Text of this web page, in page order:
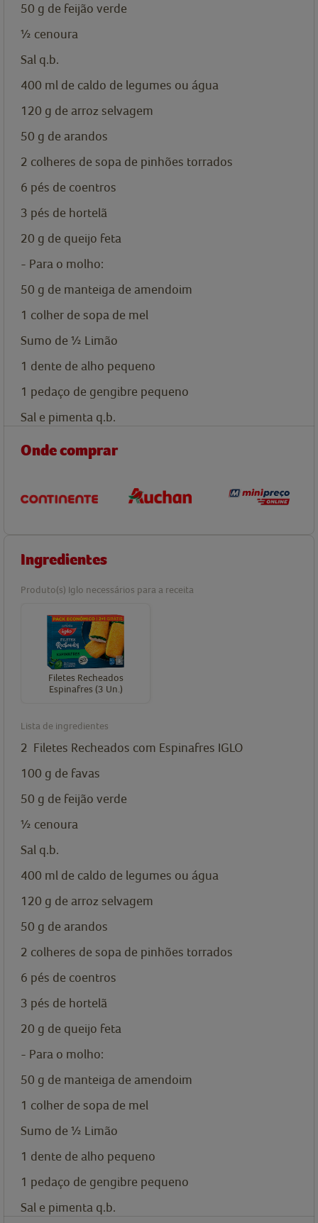
50 g de feijão verde
½ cenoura
Sal q.b.
400 ml de caldo de legumes ou água
120 g de arroz selvagem
50 g de arandos
2 colheres de sopa de pinhões torrados
6 pés de coentros
3 pés de hortelã
20 g de queijo feta
- Para o molho:
50 g de manteiga de amendoim
1 colher de sopa de mel
Sumo de ½ Limão
1 dente de alho pequeno
1 pedaço de gengibre pequeno
Sal e pimenta q.b.
Onde comprar
Ingredientes
Produto(s) Iglo necessários para a receita
Filetes Recheados
Espinafres (3 Un.)
Lista de ingredientes
2 Filetes Recheados com Espinafres IGLO
100 g de favas
50 g de feijão verde
½ cenoura
Sal q.b.
400 ml de caldo de legumes ou água
120 g de arroz selvagem
50 g de arandos
2 colheres de sopa de pinhões torrados
6 pés de coentros
3 pés de hortelã
20 g de queijo feta
- Para o molho:
50 g de manteiga de amendoim
1 colher de sopa de mel
Sumo de ½ Limão
1 dente de alho pequeno
1 pedaço de gengibre pequeno
Sal e pimenta q.b.